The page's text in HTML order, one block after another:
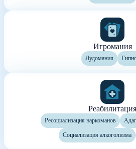
Игромания
Лудомания
Реабилитация
Ресоциализация наркоманов
Социализация алкоголизма